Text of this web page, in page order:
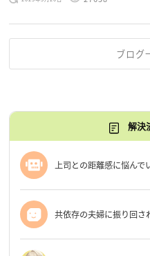
だけじゃないんだな」と、逆に励まさ
ブログ
解決
上司との距離感に悩んで
共依存の夫婦に振り回さ